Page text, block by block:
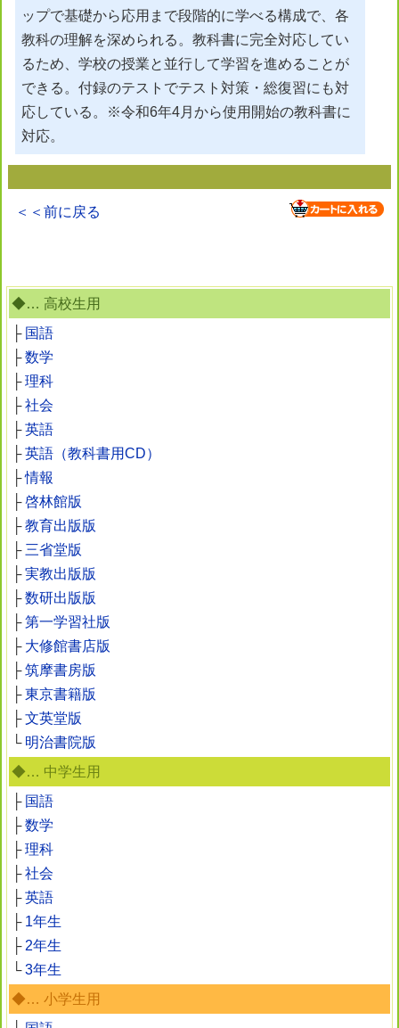
◆… 高校生用
├ 国語
├数学
├理科
├社会
├英語
├英語（教科書用CD）
├情報
├啓林館版
├教育出版版
├ 三省堂版
├実教出版版
├数研出版版
├第一学習社版
├ 大修館書店版
├筑摩書房版
├東京書籍版
├文英堂版
└ 明治書院版
◆… 中学生用
├ 国語
├数学
├理科
├社会
├英語
├ 1年生
├ 2年生
└3年生
◆… 小学生用
ップで基礎から応用まで段階的に学べる構成で、各
教科の理解を深められる。教科書に完全対応してい
るため、学校の授業と並行して学習を進めることが
できる。付録のテストでテスト対策・総復習にも対
応している。※令和6年4月から使用開始の教科書に
対応。
＜＜前に戻る